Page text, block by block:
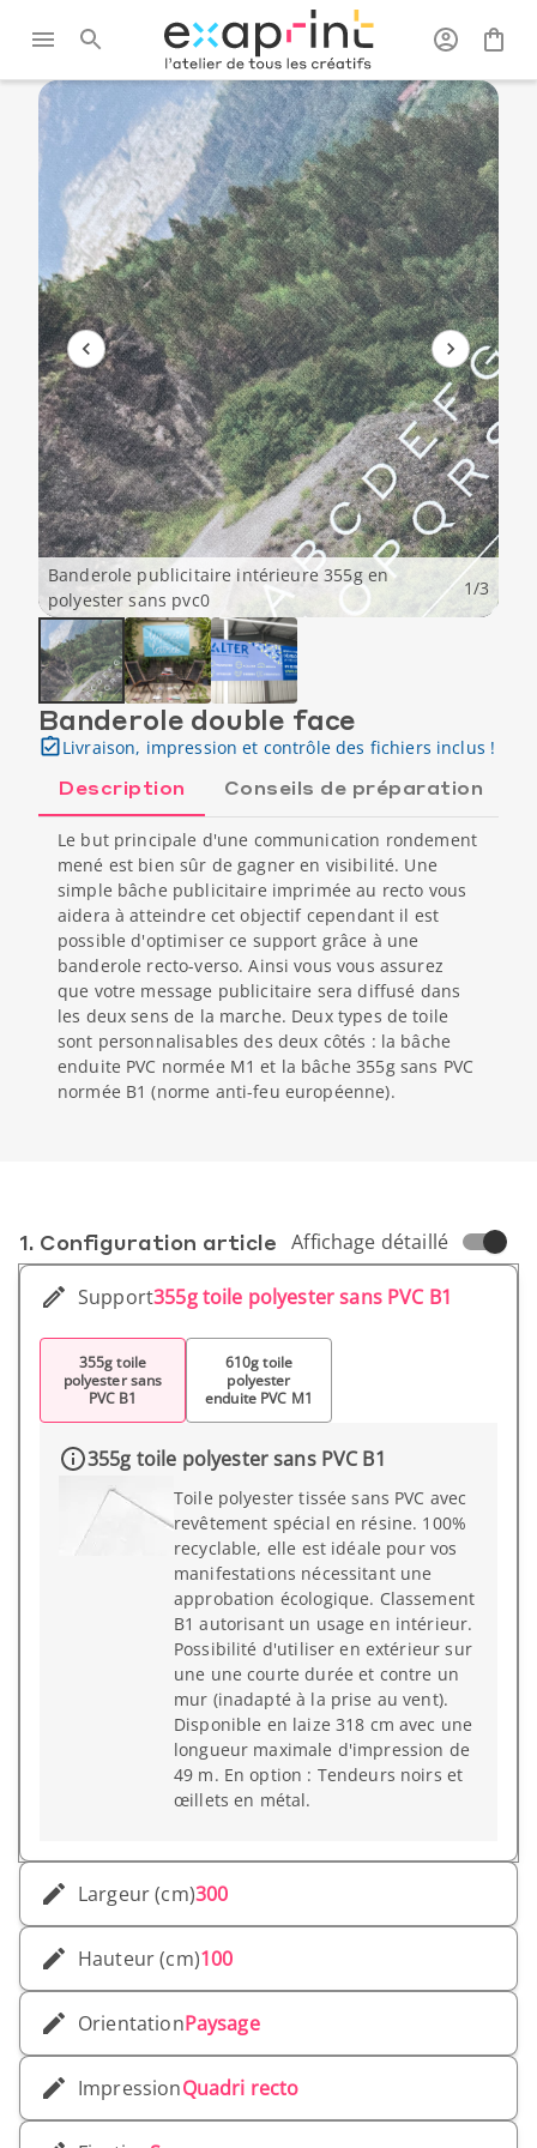
Exaprint
Signalétique et
grand format
/Banderoles
publicitaires
/Banderole
double face
Banderole publicitaire intérieure 355g en
polyester sans pvc0
1/3
Banderole double face
Livraison, impression et contrôle des fichiers inclus !
Description Conseils de préparation
Le but principale d'une communication rondement
mené est bien sûr de gagner en visibilité. Une
simple bâche publicitaire imprimée au recto vous
aidera à atteindre cet objectif cependant il est
possible d'optimiser ce support grâce à une
banderole recto-verso. Ainsi vous vous assurez
que votre message publicitaire sera diffusé dans
les deux sens de la marche. Deux types de toile
sont personnalisables des deux côtés : la bâche
enduite PVC normée M1 et la bâche 355g sans PVC
normée B1 (norme anti-feu européenne).
1. Conf­iguration article Affichage détaillé
Support355g toile polyester sans PVC B1
355g toile
polyester sans
PVC B1
610g toile
polyester
enduite PVC M1
355g toile polyester sans PVC B1
Toile polyester tissée sans PVC avec
revêtement spécial en résine. 100%
recyclable, elle est idéale pour vos
manifestations nécessitant une
approbation écologique. Classement
B1 autorisant un usage en intérieur.
Possibilité d'utiliser en extérieur sur
une une courte durée et contre un
mur (inadapté à la prise au vent).
Disponible en laize 318 cm avec une
longueur maximale d'impression de
49 m. En option : Tendeurs noirs et
œillets en métal.
Largeur (cm)300
Hauteur (cm)100
OrientationPaysage
ImpressionQuadri recto